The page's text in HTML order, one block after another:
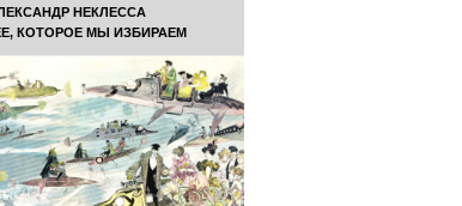
НЕКЛЕССА
КОТОРОЕ МЫ ИЗБИРАЕМ